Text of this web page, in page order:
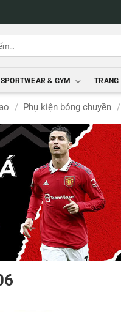
SPORTWEAR & GYM TRANG
/ Phụ kiện bóng chuyền /